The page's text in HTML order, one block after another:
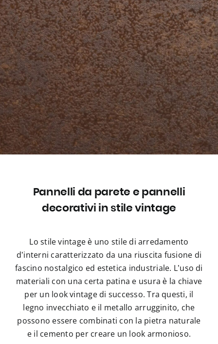
Pannelli da parete e pannelli
decorativi in stile vintage
Lo stile vintage è uno stile di arredamento
d’interni caratterizzato da una riuscita fusione di
fascino nostalgico ed estetica industriale. L’uso di
materiali con una certa patina e usura è la chiave
per un look vintage di successo. Tra questi, il
legno invecchiato e il metallo arrugginito, che
possono essere combinati con la pietra naturale
e il cemento per creare un look armonioso.